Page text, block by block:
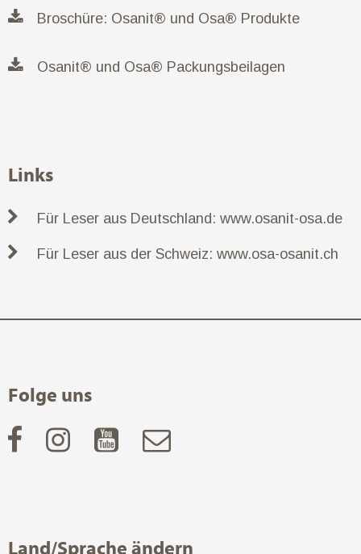
Broschüre: Osanit® und Osa® Produkte
Osanit® und Osa® Packungsbeilagen
Links
Für Leser aus Deutschland: www.osanit-osa.de
Für Leser aus der Schweiz: www.osa-osanit.ch
Folge uns
Land/Sprache ändern